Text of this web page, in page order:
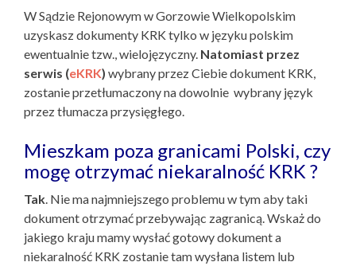
W Sądzie Rejonowym w Gorzowie Wielkopolskim
uzyskasz dokumenty KRK tylko w języku polskim
ewentualnie tzw., wielojęzyczny. Natomiast przez
serwis (eKRK) wybrany przez Ciebie dokument KRK,
zostanie przetłumaczony na dowolnie wybrany język
przez tłumacza przysięgłego.
Mieszkam poza granicami Polski, czy
mogę otrzymać niekaralność KRK ?
Tak. Nie ma najmniejszego problemu w tym aby taki
dokument otrzymać przebywając zagranicą. Wskaż do
jakiego kraju mamy wysłać gotowy dokument a
niekaralność KRK zostanie tam wysłana listem lub